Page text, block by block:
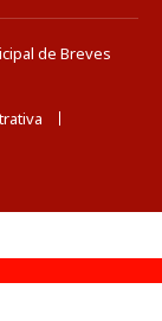
de Breves